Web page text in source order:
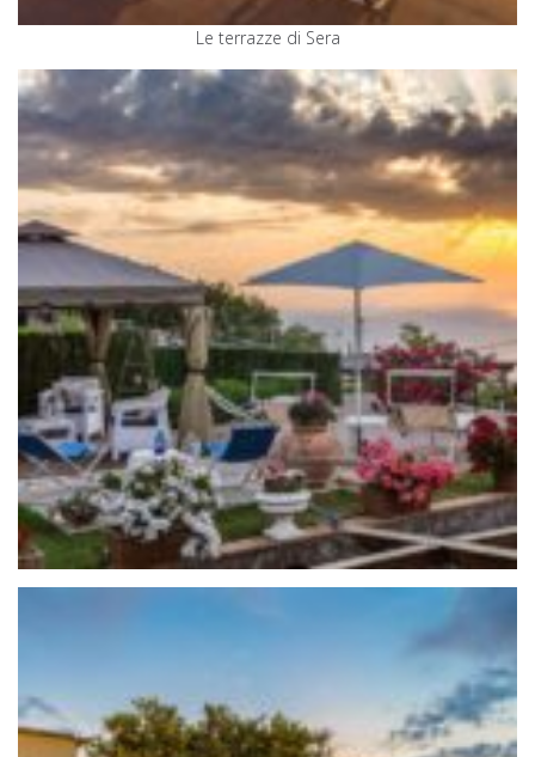
Le terrazze di Sera